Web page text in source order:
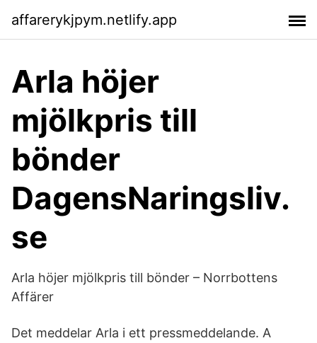
affarerykjpym.netlify.app
Arla höjer
mjölkpris till
bönder
DagensNaringsliv.
se
Arla höjer mjölkpris till bönder – Norrbottens
Affärer
Det meddelar Arla i ett pressmeddelande. A